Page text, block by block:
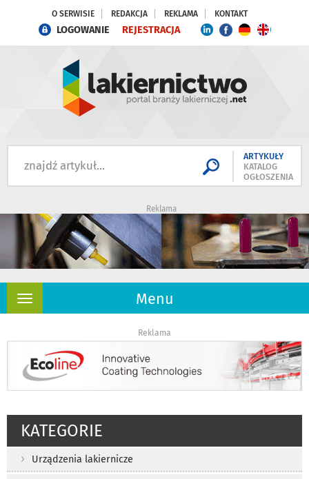
O SERWISIE REDAKCJA REKLAMA KONTAKT
LOGOWANIE REJESTRACJA
ARTYKUŁY
KATALOG
OGŁOSZENIA
Reklama
Menu
Rozwiń
Reklama
KATEGORIE
Urządzenia lakiernicze